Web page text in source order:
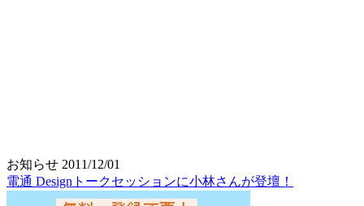
お知らせ 2011/12/01
電通 Designトークセッションに小林さんが登壇！